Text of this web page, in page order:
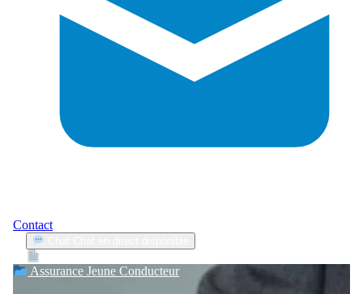
Contact
Assurance Jeune Conducteur